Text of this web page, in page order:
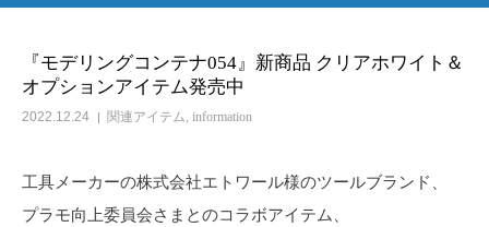
『モデリングコンテナ054』新商品 クリアホワイト＆
オプションアイテム発売中
2022.12.24 関連アイテム, information
工具メーカーの株式会社エトワール様のツールブランド、
プラモ向上委員会さまとのコラボアイテム、
プロフィール
書籍紹介